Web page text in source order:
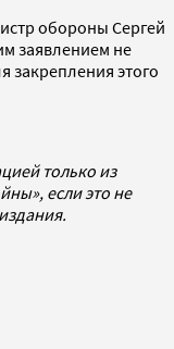
обороны Сергей
заявлением не
закрепления этого
только из
если это не